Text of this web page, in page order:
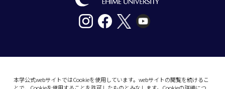
本学公式webサイトではCookieを使用しています。webサイトの閲覧を続けるこ